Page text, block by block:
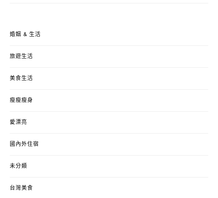
婚姻 & 生活
旅遊生活
美食生活
瘦瘦瘦身
愛漂亮
國內外住宿
未分類
台灣美食